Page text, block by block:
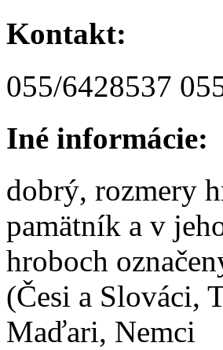
Kontakt:
055/6428537
Iné informácie:
dobrý, rozmery
pamätník a v
hroboch
(Česi a Slováci,
Maďari, Nemci